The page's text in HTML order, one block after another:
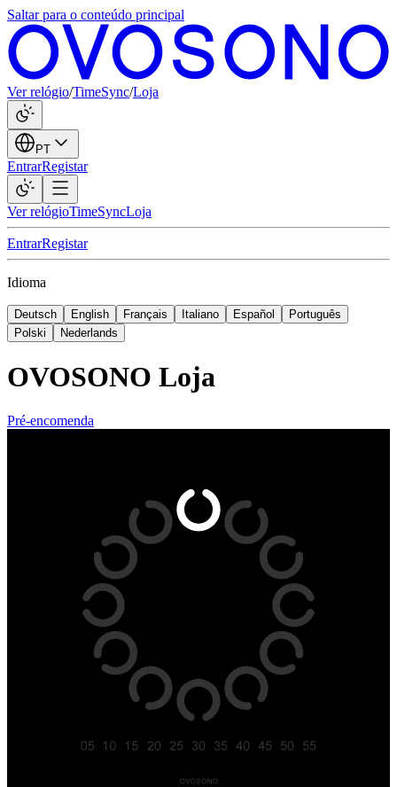
Saltar para o conteúdo principal
Ver relógio/TimeSync/Loja
PT
EntrarRegistar
Ver relógioTimeSyncLoja
EntrarRegistar
Idioma
Deutsch English Français Italiano Español
Português
Polski
Nederlands
OVOSONO Loja
Pré-encomenda